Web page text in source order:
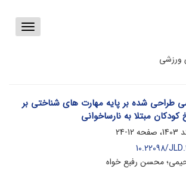
Toggle
ورزشی
طراحی شده بر پایه مهارت های شناختی بر
مبتلا به نارساخوانی
12-24
10.22098/
محسن رفیع خواه